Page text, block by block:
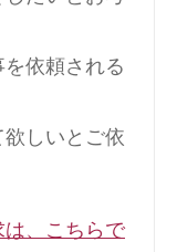
依頼される
しいとご依
、こちらで